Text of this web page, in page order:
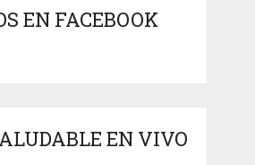
EN FACEBOOK
EN VIVO